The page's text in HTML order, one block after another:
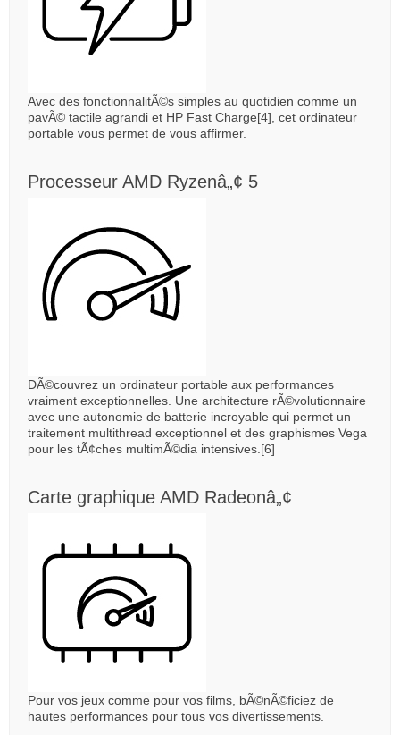
Avec des fonctionnalitÃ©s simples au quotidien comme un
pavÃ© tactile agrandi et HP Fast Charge[4], cet ordinateur
portable vous permet de vous affirmer.
Processeur AMD Ryzenâ„¢ 5
DÃ©couvrez un ordinateur portable aux performances
vraiment exceptionnelles. Une architecture rÃ©volutionnaire
avec une autonomie de batterie incroyable qui permet un
traitement multithread exceptionnel et des graphismes Vega
pour les tÃ¢ches multimÃ©dia intensives.[6]
Carte graphique AMD Radeonâ„¢
Pour vos jeux comme pour vos films, bÃ©nÃ©ficiez de
hautes performances pour tous vos divertissements.